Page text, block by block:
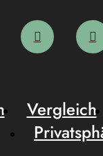
Vergleich